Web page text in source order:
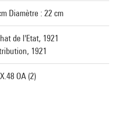
Diamètre : 22 cm
de l'Etat, 1921
1921
OA (2)